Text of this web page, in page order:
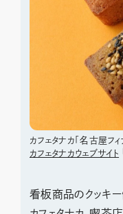
カフェタナカ「名古屋フ
カフェタナカウェブサイト
看板商品のクッキー